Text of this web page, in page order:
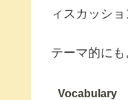
ィスカッショ
テーマ的にも
Vocabulary